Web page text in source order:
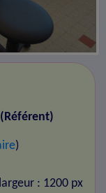
(Référent)
)
: 1200 px